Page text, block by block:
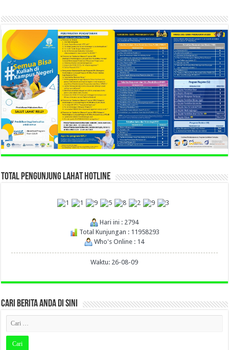
TOTAL PENGUNJUNG LAHAT HOTLINE
Hari ini : 2794
Total Kunjungan : 11958293
Who's Online : 14
Waktu: 26-08-09
CARI BERITA ANDA DI SINI